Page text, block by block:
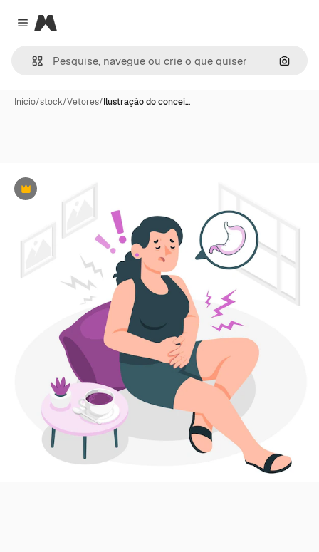
Close menu
Magnific
Início/stock/Vetores/Ilustração do concei…
Premium